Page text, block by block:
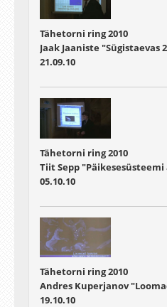
Tähetorni ring 2010
Jaak Jaaniste "Sügistaevas
21.09.10
Tähetorni ring 2010
Tiit Sepp
05.10.10
Tähetorni ring 2010
Andres Kuperjanov
19.10.10